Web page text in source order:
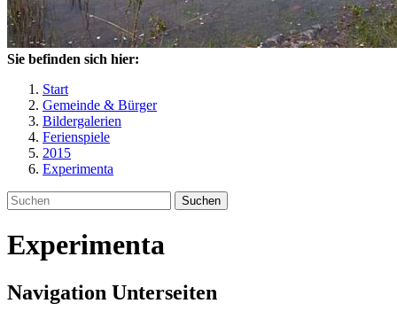
Sie befinden sich hier:
Start
Gemeinde & Bürger
Bildergalerien
Ferienspiele
2015
Experimenta
Suchen
Experimenta
Navigation Unterseiten